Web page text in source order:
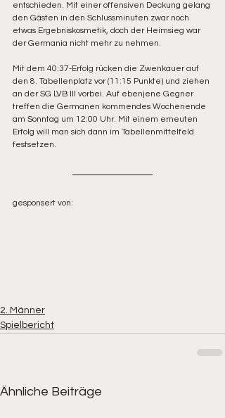
entschieden. Mit einer offensiven Deckung gelang
den Gästen in den Schlussminuten zwar noch
etwas Ergebniskosmetik, doch der Heimsieg war
der Germania nicht mehr zu nehmen.
Mit dem 40:37-Erfolg rücken die Zwenkauer auf
den 8. Tabellenplatz vor (11:15 Punkte) und ziehen
an der SG LVB III vorbei. Auf ebenjene Gegner
treffen die Germanen kommendes Wochenende
am Sonntag um 12:00 Uhr. Mit einem erneuten
Erfolg will man sich dann im Tabellenmittelfeld
festsetzen.
gesponsert von:
2. Männer
Spielbericht
Ähnliche Beiträge